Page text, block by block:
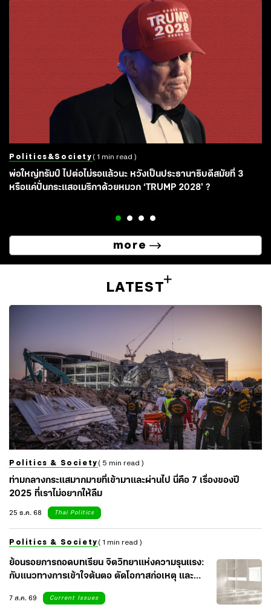
Politics&society ( 1 min read )
พ่อใหญ่ทรัมป์ ไปต่อไม่รอแล้วนะ หวังเป็นประธานาธิบดีสมัยที่ 3
หรือแค่ปั่นกระแสอเมริกาด้วยหมวก ‘TRUMP 2028’ ?
more
LATEST
Politics & Society ( 5 min read )
ท่ามกลางกระแสมากมายที่เข้ามาและผ่านไป นี่คือ 7 เรื่องของปี
2025 ที่เราไม่อยากให้ลืม
25 ธ.ค. 68
Thai Politics
Politics & Society ( 1 min read )
ย้อนรอยการถอดบทเรียน จิตวิทยาแห่งความรุนแรง:
กับแนวทางการเข้าใจต้นตอ ตัดโอกาสก่อเหตุ และ
เยียวยาจิตใจสังคม
7 ส.ค. 69 Current Issues